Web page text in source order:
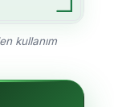
kullanım